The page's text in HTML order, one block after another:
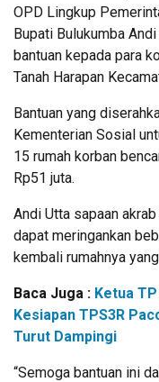
OPD Lingkup
Bupati Bulukumba
bantuan kepada para
Tanah Harapan
Bantuan yang
Kementerian Sosial
15 rumah korban
Rp51 juta.
Andi Utta sapaan
dapat meringankan
kembali rumahnya
Baca Juga : Ketua
Kesiapan TPS3R
Turut Dampingi
“Semoga bantuan ini